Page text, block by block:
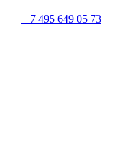
+7 495 649 05 73